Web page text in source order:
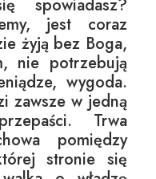
spowiadasz?
jest coraz
żyją bez Boga,
nie potrzebują
wygoda.
zawsze w jedną
Trwa
pomiędzy
stronie się